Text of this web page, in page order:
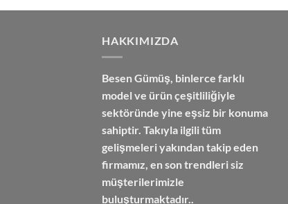
₺3,350.00.fiyat:
HAKKIMIZDA
Besen Gümüş, binlerce farklı
model ve ürün çeşitliliğiyle
sektöründe yine eşsiz bir konuma
sahiptir. Takıyla ilgili tüm
gelişmeleri yakından takip eden
firmamız, en son trendleri siz
müşterilerimizle
buluşturmaktadır..